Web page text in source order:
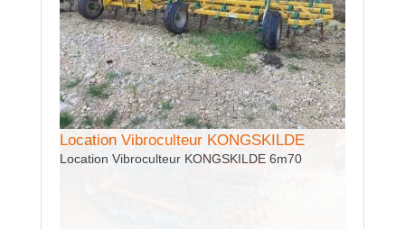
Location Vibroculteur KONGSKILDE
Location Vibroculteur KONGSKILDE 6m70